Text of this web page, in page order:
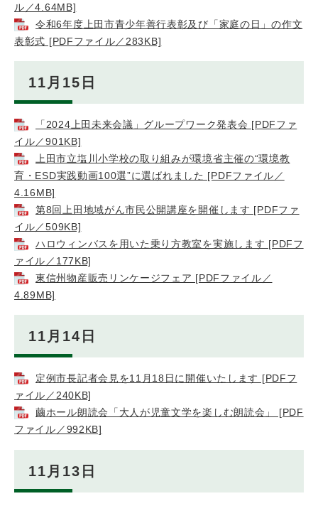
ル／4.64MB]
令和6年度上田市青少年善行表彰及び「家庭の日」の作文
表彰式 [PDFファイル／283KB]
11月15日
「2024上田未来会議」グループワーク発表会 [PDFファ
イル／901KB]
上田市立塩川小学校の取り組みが環境省主催の“環境教
育・ESD実践動画100選”に選ばれました [PDFファイル／
4.16MB]
第8回上田地域がん市民公開講座を開催します [PDFファ
イル／509KB]
ハロウィンバスを用いた乗り方教室を実施します [PDFフ
ァイル／177KB]
東信州物産販売リンケージフェア [PDFファイル／
4.89MB]
11月14日
定例市長記者会見を11月18日に開催いたします [PDFフ
ァイル／240KB]
繭ホール朗読会「大人が児童文学を楽しむ朗読会」 [PDF
ファイル／992KB]
11月13日